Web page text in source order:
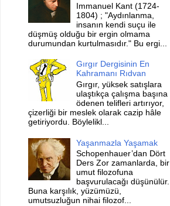
Immanuel Kant (1724-
1804) ; "Aydınlanma,
insanın kendi suçu ile
düşmüş olduğu bir ergin olmama
durumundan kurtulmasıdır." Bu ergi...
Gırgır Dergisinin En
Kahramanı Rıdvan
Gırgır, yüksek satışlara
ulaştıkça çalışma başına
ödenen telifleri artırıyor,
çizerliği bir meslek olarak cazip hâle
getiriyordu. Böylelikl...
Yaşanmazla Yaşamak
Schopenhauer’dan Dört
Ders Zor zamanlarda, bir
umut filozofuna
başvurulacağı düşünülür.
Buna karşılık, yüzümüzü,
umutsuzluğun nihai filozof...